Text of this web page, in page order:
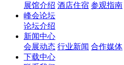
展馆介绍 酒店住宿 参观指南
峰会论坛
论坛介绍
新闻中心
会展动态 行业新闻 合作媒体
下载中心